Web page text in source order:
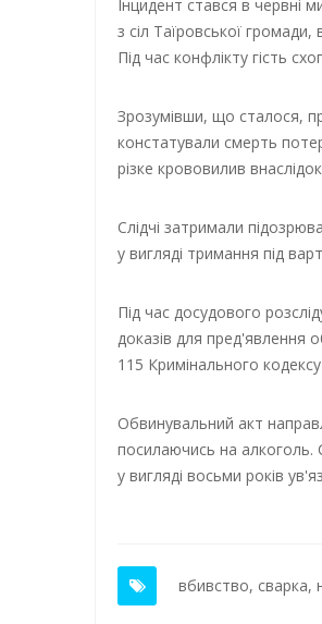
Інцидент стався в червні
з сіл Таїровської
Під час конфлікту гість
Зрозумівши, що сталося,
констатували смерть
різке крововилив
Слідчі затримали
у вигляді тримання під
Під час досудового
доказів для пред'явлення
115 Кримінального
Обвинувальний акт
посилаючись на алкоголь.
у вигляді восьми років
вбивство, сварка,